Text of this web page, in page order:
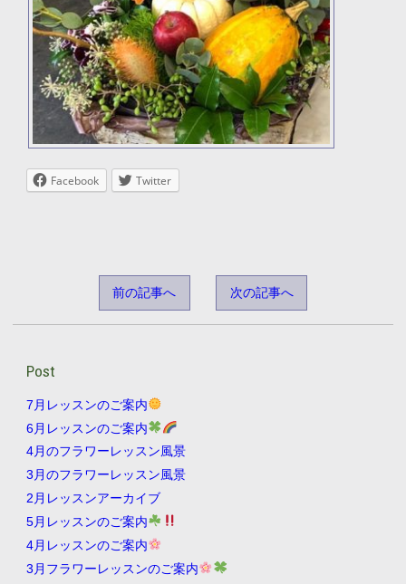
Facebook Twitter
前の記事へ 次の記事へ
Post
7月レッスンのご案内
6月レッスンのご案内
4月のフラワーレッスン風景
3月のフラワーレッスン風景
2月レッスンアーカイブ
5月レッスンのご案内
4月レッスンのご案内
3月フラワーレッスンのご案内